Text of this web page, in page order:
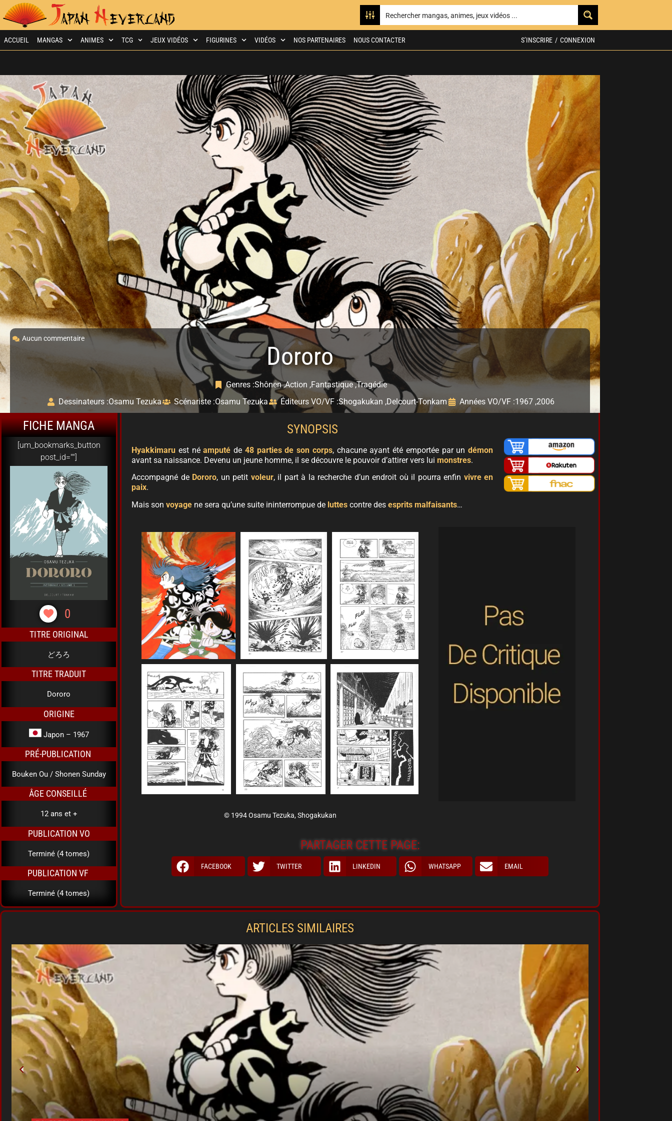
ACCUEIL MANGAS ANIMES TCG JEUX VIDÉOS FIGURINES VIDÉOS NOS PARTENAIRES NOUS CONTACTER S’INSCRIRE / CONNEXION
Aucun commentaire
Dororo
Genres :Shônen ,Action ,Fantastique ,Tragédie
Dessinateurs :Osamu Tezuka Scénariste :Osamu Tezuka Éditeurs VO/VF :Shogakukan ,Delcourt-Tonkam Années VO/VF :1967 ,2006
FICHE MANGA
[um_bookmarks_button
post_id=""]
0
TITRE ORIGINAL
どろろ
TITRE TRADUIT
Dororo
ORIGINE
Japon – 1967
PRÉ-PUBLICATION
Bouken Ou / Shonen Sunday
ÂGE CONSEILLÉ
12 ans et +
PUBLICATION VO
Terminé (4 tomes)
PUBLICATION VF
Terminé (4 tomes)
SYNOPSIS
Hyakkimaru est néamputé de 48 parties de son corps, chacune ayant été emportée par undémon
avant sa naissance. Devenu un jeune homme, il se découvre le pouvoir d’attirer vers lui monstres.
Accompagné de Dororo, un petit voleur, il part à la recherche d’un endroit où il pourra enfin vivre en
paix.
Mais son voyage ne sera qu’une suite ininterrompue de luttes contre des esprits malfaisants…
© 1994 Osamu Tezuka, Shogakukan
PARTAGER CETTE PAGE:
FACEBOOK TWITTER LINKEDIN WHATSAPP EMAIL
ARTICLES SIMILAIRES